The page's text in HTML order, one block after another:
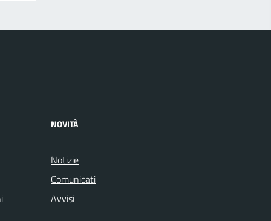
NOVITÀ
Notizie
Comunicati
Avvisi